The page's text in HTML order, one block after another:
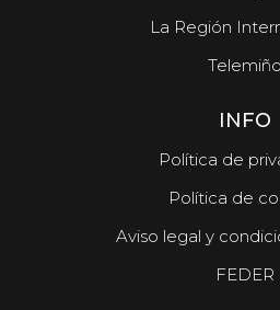
La Región
Telemiño
INFO
Política de
Política de
Aviso legal y
FEDER